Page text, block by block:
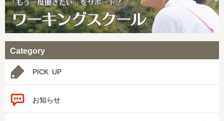
Category
PICK UP
お知らせ